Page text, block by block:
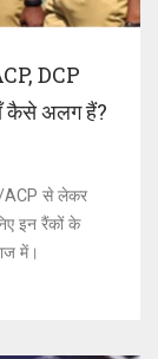
DCP
कैसे अलग हैं?
ACP से लेकर
इन रैंकों के
में।